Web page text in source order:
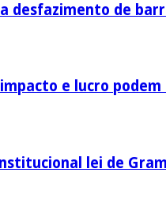
desfazimento de
impacto e lucro
lei de